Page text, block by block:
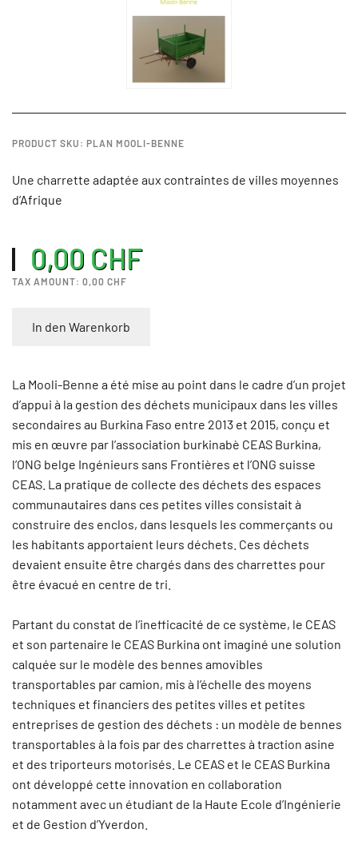
PRODUCT SKU: PLAN MOOLI-BENNE
Une charrette adaptée aux contraintes de villes moyennes
d’Afrique
0,00 CHF
TAX AMOUNT: 0,00 CHF
In den Warenkorb
La Mooli-Benne a été mise au point dans le cadre d’un projet
d’appui à la gestion des déchets municipaux dans les villes
secondaires au Burkina Faso entre 2013 et 2015, conçu et
mis en œuvre par l’association burkinabè CEAS Burkina,
l’ONG belge Ingénieurs sans Frontières et l’ONG suisse
CEAS. La pratique de collecte des déchets des espaces
communautaires dans ces petites villes consistait à
construire des enclos, dans lesquels les commerçants ou
les habitants apportaient leurs déchets. Ces déchets
devaient ensuite être chargés dans des charrettes pour
être évacué en centre de tri.
Partant du constat de l’inefficacité de ce système, le CEAS
et son partenaire le CEAS Burkina ont imaginé une solution
calquée sur le modèle des bennes amovibles
transportables par camion, mis à l’échelle des moyens
techniques et financiers des petites villes et petites
entreprises de gestion des déchets : un modèle de bennes
transportables à la fois par des charrettes à traction asine
et des triporteurs motorisés. Le CEAS et le CEAS Burkina
ont développé cette innovation en collaboration
notamment avec un étudiant de la Haute Ecole d’Ingénierie
et de Gestion d’Yverdon.